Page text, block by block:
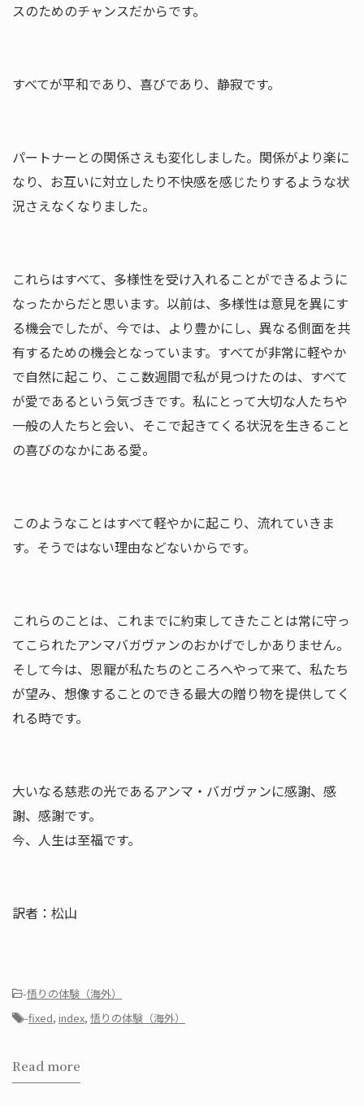
スのためのチャンスだからです。
すべてが平和であり、喜びであり、静寂です。
パートナーとの関係さえも変化しました。関係がより楽に
なり、お互いに対立したり不快感を感じたりするような状
況さえなくなりま した。
これらはすべて、多様性を受け入れることができるように
なったからだと思います。以前は、多様性は意見を異にす
る機会でしたが、 今では、より豊かにし、 異なる側面を共
有するための機会となっています。すべてが非常に軽やか
で自然に起こり、ここ数週間で私が見つけたのは、すべて
が愛であるという気づきです。私にとって大切な人たちや
一般の人たちと会い、そこで起きてくる状況を生きること
の喜びのなかにある愛。
このようなことはすべて軽やかに起こり、流れていきま
す。そうではない理由などないからです。
これらのことは、これまでに約束してきたことは常に守っ
てこられたアンマバガヴァンのおかげでしかありません。
そして今は、恩寵が私たちのところへやって来て、私たち
が望み、想像することのできる最大の贈り物を提供してく
れる時です。
大いなる慈悲の光であるアンマ・バガヴァンに感謝、感
謝、感謝です。
今、人生は至福です。
訳者：松山
-悟りの体験（海外）
-fixed, index, 悟りの体験（海外）
Read more